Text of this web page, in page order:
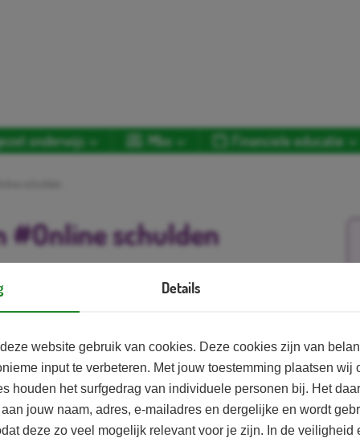
onderwijs Mbo Financiele educatie
#Online schulden
van de zes kant-en-klare interactieve lessen
van jongeren. Ze zijn ontwikkeld in
van Banken (NVB). Codename Future
superbelangrijk: jongeren slim leren omgaan
op jonge leeftijd bewust te maken van hun
de basis voor financiële zelfredzaamheid als ze
Details
website gebruik van cookies. Deze cookies zijn van
input te verbeteren. Met jouw toestemming plaatsen wij
houden het surfgedrag van individuele personen bij. Het
jouw naam, adres, e-mailadres en dergelijke en wordt
deze zo veel mogelijk relevant voor je zijn. In de veiligheid